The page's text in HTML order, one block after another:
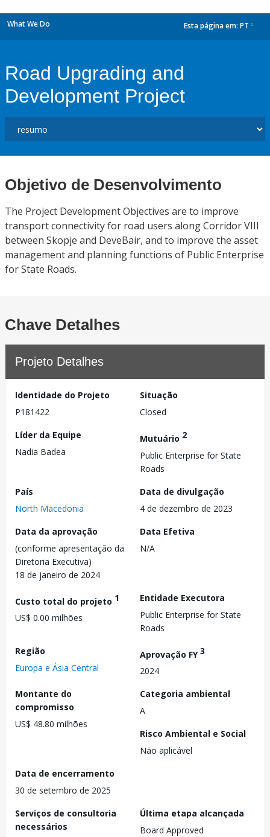
What We Do Esta página em: PT
Road Upgrading and
Development Project
Objetivo de Desenvolvimento
The Project Development Objectives are to improve
transport connectivity for road users along Corridor VIII
between Skopje and DeveBair, and to improve the asset
management and planning functions of Public Enterprise
for State Roads.
Chave Detalhes
Projeto Detalhes
Identidade do Projeto
P181422
Situação
Closed
Líder da Equipe
Nadia Badea
Mutuário 2
Public Enterprise for State
Roads
País
North Macedonia
Data de divulgação
4 de dezembro de 2023
Data da aprovação
(conforme apresentação da
Diretoria Executiva)
18 de janeiro de 2024
Data Efetiva
N/A
Custo total do projeto 1
US$ 0.00 milhões
Entidade Executora
Public Enterprise for State
Roads
Região
Europa e Ásia Central
Aprovação FY3
2024
Montante do
compromisso
US$ 48.80 milhões
Categoria ambiental
A
Risco Ambiental e Social
Não aplicável
Data de encerramento
30 de setembro de 2025
Serviços de consultoria
necessários
Última etapa alcançada
Board Approved